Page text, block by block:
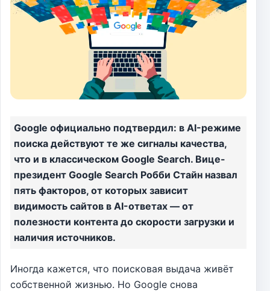
Google официально подтвердил: в AI-режиме
поиска действуют те же сигналы качества,
что и в классическом Google Search. Вице-
президент Google Search Робби Стайн назвал
пять факторов, от которых зависит
видимость сайтов в AI-ответах — от
полезности контента до скорости загрузки и
наличия источников.
Иногда кажется, что поисковая выдача живёт
собственной жизнью. Но Google снова